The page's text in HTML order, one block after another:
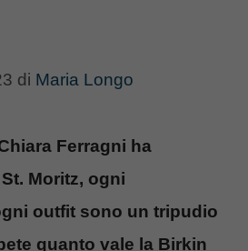
di Maria Longo
Ferragni ha
Moritz, ogni
outfit sono un tripudio
quanto vale la Birkin